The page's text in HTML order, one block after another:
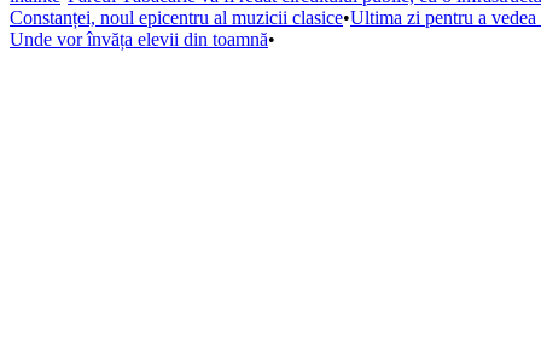
Constanței, noul epicentru al muzicii clasice•Ultima zi pentru a
Unde vor învăța elevii din toamnă•